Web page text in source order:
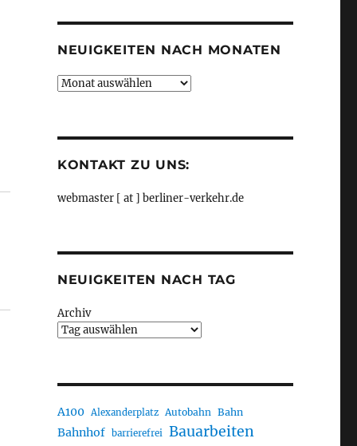
NEUIGKEITEN NACH MONATEN
Neuigkeiten
KONTAKT ZU UNS:
webmaster [ at ] berliner-verkehr.de
NEUIGKEITEN NACH TAG
Archiv
A100 Alexanderplatz Autobahn Bahn
Bahnhof barrierefrei Bauarbeiten